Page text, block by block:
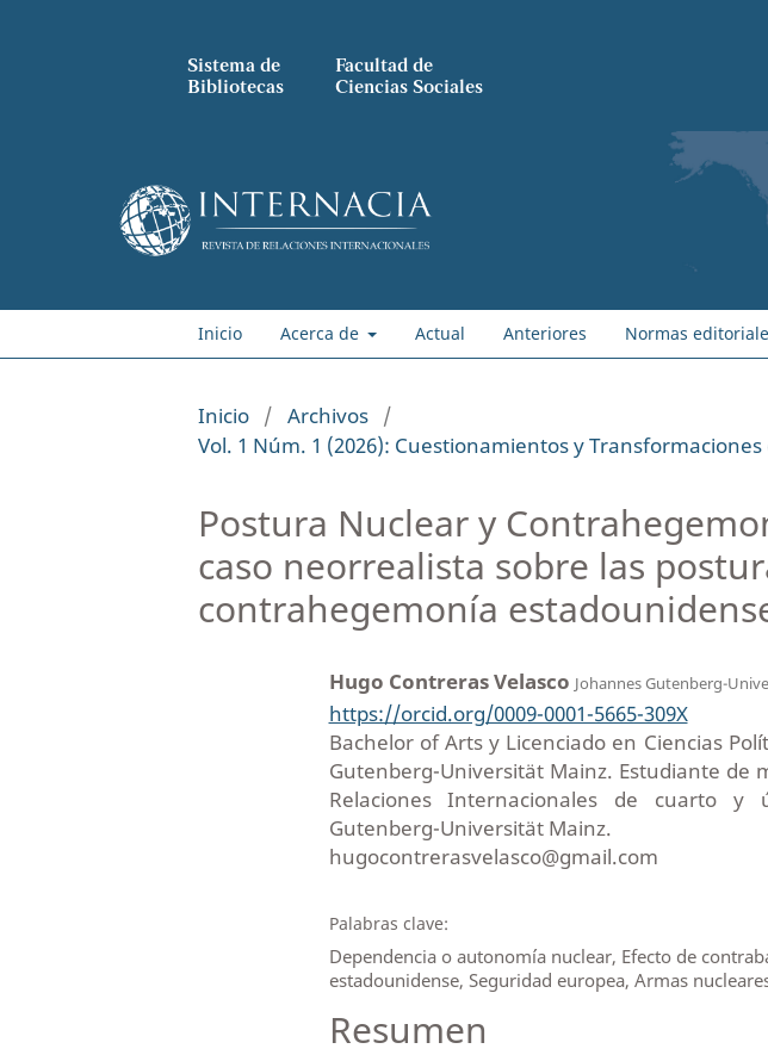
Sistema de
Bibliotecas
Facultad de
Ciencias Sociales
Inicio Acerca de Actual Anteriores Normas
Inicio / Archivos /
Vol. 1 Núm. 1 (2026): Cuestionamientos y
Postura Nuclear y
caso neorrealista sobre las
contrahegemonía
Hugo Contreras Velasco Johannes Gutenberg-
https://orcid.org/0009-0001-5665-309X
Bachelor of Arts y Licenciado en Ciencias
Gutenberg-Universität Mainz. Estudiante de
Relaciones Internacionales de cuarto
Gutenberg-Universität Mainz.
hugocontrerasvelasco@gmail.com
Palabras clave:
Dependencia o autonomía nuclear, Efecto de
estadounidense, Seguridad europea, Armas
Resumen